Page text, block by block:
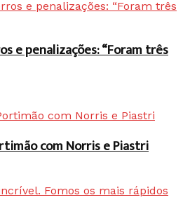
e penalizações: “Foram três
com Norris e Piastri